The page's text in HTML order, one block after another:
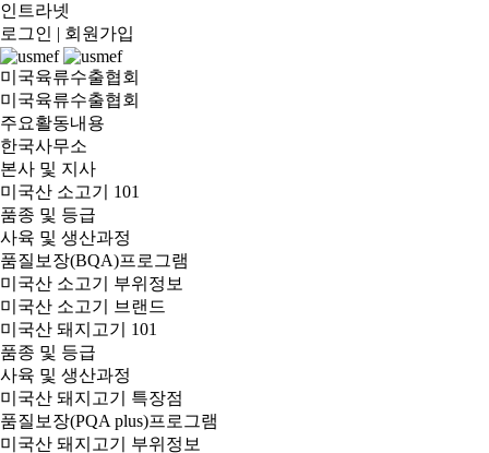
인트라넷
로그인 | 회원가입
미국육류수출협회
미국육류수출협회
주요활동내용
한국사무소
본사 및 지사
미국산 소고기 101
품종 및 등급
사육 및 생산과정
품질보장(BQA)프로그램
미국산 소고기 부위정보
미국산 소고기 브랜드
미국산 돼지고기 101
품종 및 등급
사육 및 생산과정
미국산 돼지고기 특장점
품질보장(PQA plus)프로그램
미국산 돼지고기 부위정보